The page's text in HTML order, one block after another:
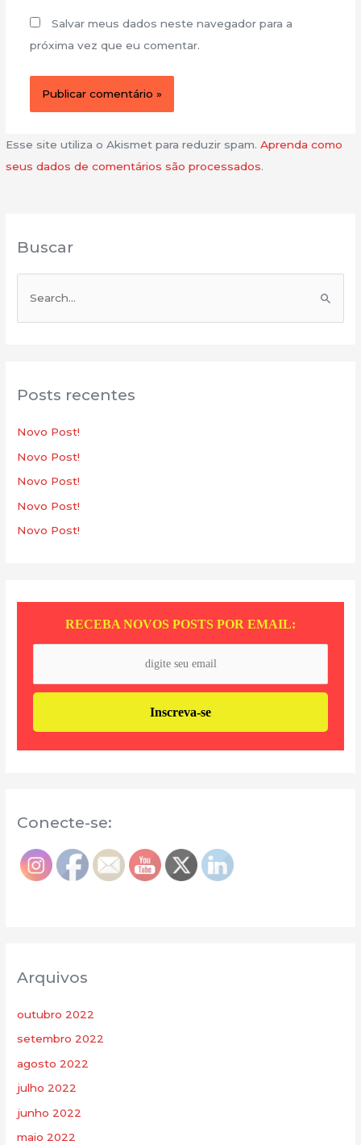
Buscar
e
u
s
a
r
Posts recentes
Novo Post!
Novo Post!
Novo Post!
Novo Post!
Novo Post!
RECEBA NOVOS POSTS POR EMAIL:
Conecte-se:
Arquivos
outubro 2022
setembro 2022
agosto 2022
julho 2022
junho 2022
maio 2022
Salvar meus dados neste navegador para a
próxima vez que eu comentar.
Esse site utiliza o Akismet para reduzir spam.Aprenda como
seus dados de comentários são processados.